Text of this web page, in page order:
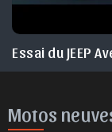
Essai du JEEP
Motos